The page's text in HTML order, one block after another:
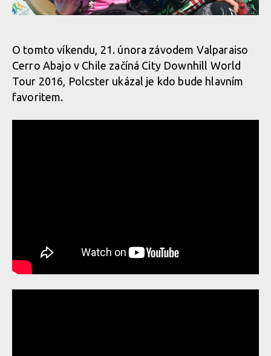
O tomto víkendu, 21. února závodem Valparaiso
Cerro Abajo v Chile začíná City Downhill World
Tour 2016, Polcster ukázal je kdo bude hlavním
favoritem.